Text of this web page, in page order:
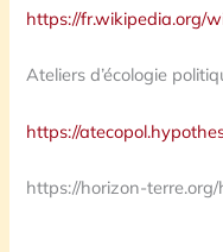
https://fr.wikipedia.org/
Ateliers d’écologie
https://
https://horizon-